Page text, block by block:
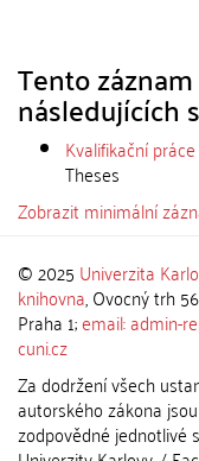
Tento
následujících
Kvalifikační práce
Theses
Zobrazit minimální
© 2025 Univerzita
knihovna, Ovocný trh
Praha 1;email: admin-
cuni.cz
Za dodržení všech
autorského zákona jsou
zodpovědné jednotlivé